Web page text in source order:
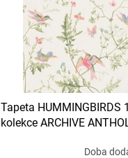
Tapeta HUMMINGBIRDS
kolekce ARCHIVE
Doba